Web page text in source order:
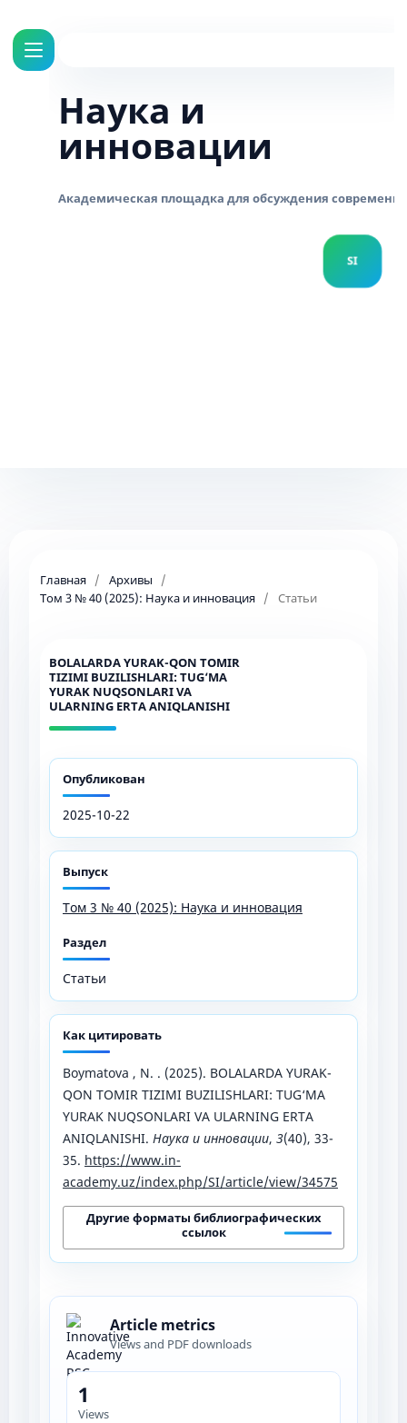
Наука и
инновации
Главная / Архивы
/
Том 3 № 40 (2025): Наука и инновация / Статьи
BOLALARDA YURAK-QON TOMIR
TIZIMI BUZILISHLARI: TUG‘MA
YURAK NUQSONLARI VA
ULARNING ERTA ANIQLANISHI
Опубликован
2025-10-22
Выпуск
Том 3 № 40 (2025): Наука и инновация
Раздел
Статьи
Как цитировать
Boymatova , N. . (2025). BOLALARDA YURAK-
QON TOMIR TIZIMI BUZILISHLARI: TUG‘MA
YURAK NUQSONLARI VA ULARNING ERTA
ANIQLANISHI. Наука и инновации, 3(40), 33-
35. https://www.in-
academy.uz/index.php/SI/article/view/34575
Другие форматы библиографических
ссылок
Article metrics
Views and PDF downloads
1
Views